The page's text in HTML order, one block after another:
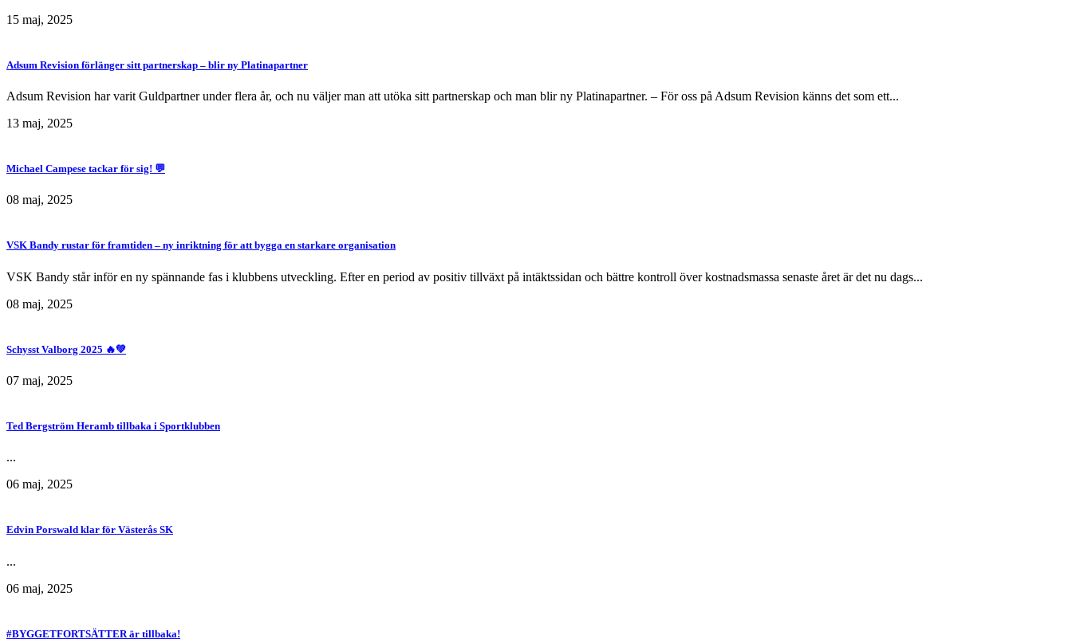
15 maj, 2025
Adsum Revision förlänger sitt partnerskap – blir ny Platinapartner
Adsum Revision har varit Guldpartner under flera år, och nu väljer man att utöka sitt partnerskap och man blir ny Platinapartner. – För oss på Adsum Revision känns det som ett...
13 maj, 2025
Michael Campese tackar för sig! 💬
08 maj, 2025
VSK Bandy rustar för framtiden – ny inriktning för att bygga en starkare organisation
VSK Bandy står inför en ny spännande fas i klubbens utveckling. Efter en period av positiv tillväxt på intäktssidan och bättre kontroll över kostnadsmassa senaste året är det nu dags...
08 maj, 2025
Schysst Valborg 2025 🔥💚
07 maj, 2025
Ted Bergström Heramb tillbaka i Sportklubben
...
06 maj, 2025
Edvin Porswald klar för Västerås SK
...
06 maj, 2025
#BYGGETFORTSÄTTER är tillbaka!